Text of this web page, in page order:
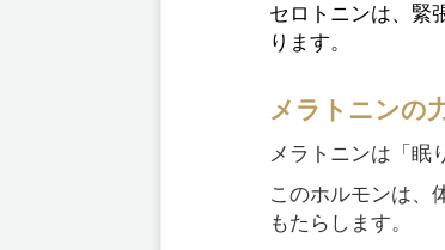
セロトニンは、緊
ります。
メラトニンの
メラトニンは「眠
このホルモンは、
もたらします。